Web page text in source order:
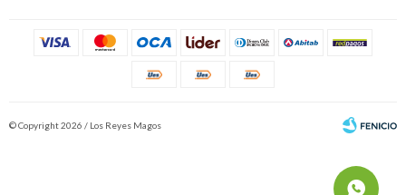
© Copyright 2026 / Los Reyes Magos